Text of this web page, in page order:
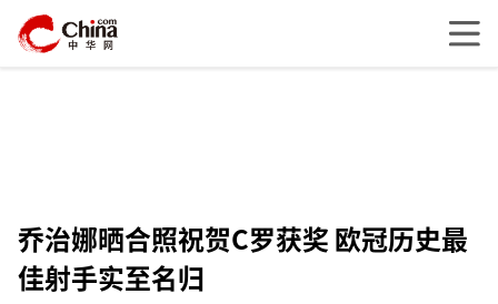
乔治娜晒合照祝贺C罗获奖 欧冠历史最
佳射手实至名归